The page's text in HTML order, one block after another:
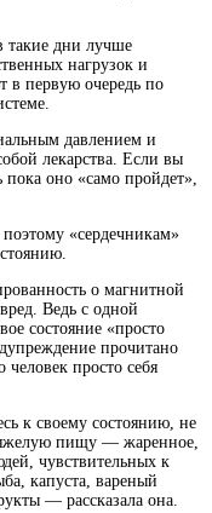
такие дни лучше
нагрузок и
в первую очередь по
давлением и
лекарства. Если вы
пока оно «само пройдет»,
«сердечникам»
о магнитной
Ведь с одной
состояние «просто
прочитано
просто себя
к своему состоянию, не
пищу — жаренное,
чувствительных к
капуста, вареный
— рассказала она.